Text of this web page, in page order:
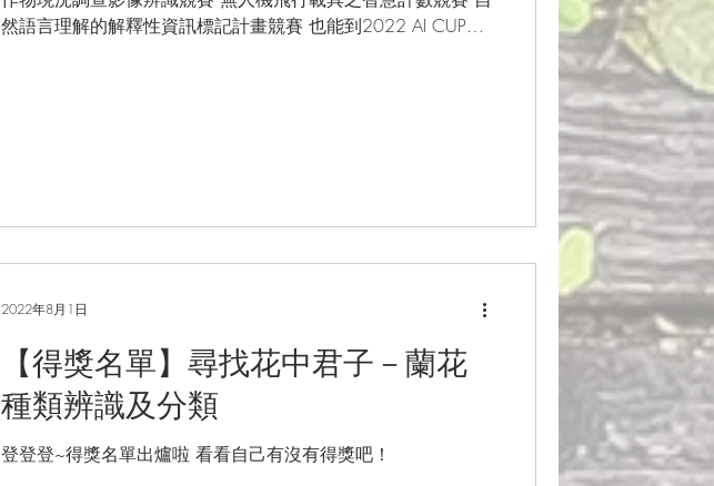
然語言理解的解釋性資訊標記計畫競賽 也能到2022 AI CUP競
【得獎名單】尋找花中君子－蘭花
種類辨識及分類
登登登~得獎名單出爐啦 看看自己有沒有得獎吧！
2022年8月1日